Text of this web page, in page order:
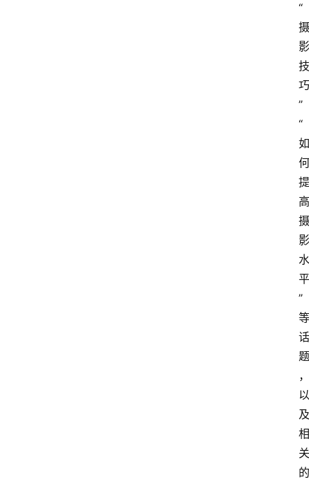
“
摄
影
技
巧
”
“
如
何
提
高
摄
影
水
平
”
等
话
题
，
以
及
相
关
的